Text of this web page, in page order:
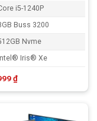
i5-1240P
Buss 3200
Nvme
Iris® Xe
₫